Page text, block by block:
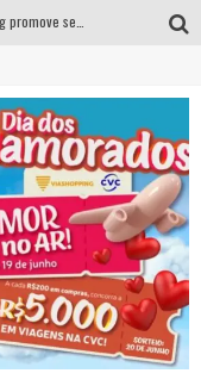
Em julho, Boulevard Shopping sorteia produtos Apple aos clientes do seu Programa de Benefícios
VIASHOPPING CELEBRA O DIA DOS PAIS COM AÇÃO COMPROU-GANHOU EXCLUSIVA